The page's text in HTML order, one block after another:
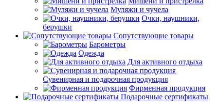
Муляжи и чучела
Очки, наушники,
берушки
Сопутствующие товары
Барометры
Одежда
Для активного отдыха
Сувенирная и подарочная продукция
Фирменная продукция
Подарочные сертификаты